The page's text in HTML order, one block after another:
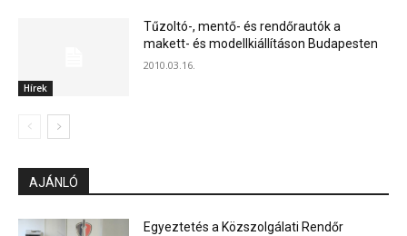
Hírek
Tűzoltó-, mentő- és rendőrautók a
makett- és modellkiállításon Budapesten
2010.03.16.
AJÁNLÓ
Egyeztetés a Közszolgálati Rendőr